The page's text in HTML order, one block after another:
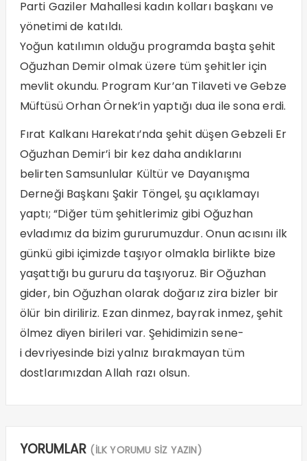
Parti Gaziler Mahallesi kadın kolları başkanı ve
yönetimi de katıldı.
Yoğun katılımın olduğu programda başta şehit
Oğuzhan Demir olmak üzere tüm şehitler için
mevlit okundu. Program Kur’an Tilaveti ve Gebze
Müftüsü Orhan Örnek’in yaptığı dua ile sona erdi.
Fırat Kalkanı Harekatı’nda şehit düşen Gebzeli Er
Oğuzhan Demir’i bir kez daha andıklarını
belirten Samsunlular Kültür ve Dayanışma
Derneği Başkanı Şakir Töngel, şu açıklamayı
yaptı; “Diğer tüm şehitlerimiz gibi Oğuzhan
evladımız da bizim gururumuzdur. Onun acısını ilk
günkü gibi içimizde taşıyor olmakla birlikte bize
yaşattığı bu gururu da taşıyoruz. Bir Oğuzhan
gider, bin Oğuzhan olarak doğarız zira bizler bir
ölür bin diriliriz. Ezan dinmez, bayrak inmez, şehit
ölmez diyen birileri var. Şehidimizin sene-
i devriyesinde bizi yalnız bırakmayan tüm
dostlarımızdan Allah razı olsun.
YORUMLAR (İLK YORUMU SİZ YAZIN)